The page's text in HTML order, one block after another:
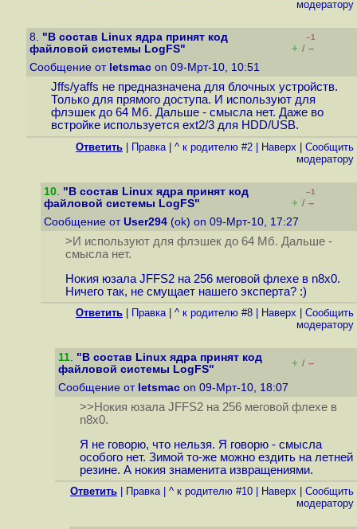
модератору
8. "В состав Linux ядра принят код
файловой системы LogFS"
–1
+ / –
Сообщение от letsmac on 09-Мрт-10, 10:51
Jffs/yaffs не предназначена для блочных устройств.
Только для прямого доступа. И используют для
флэшек до 64 Мб. Дальше - смысла нет. Даже во
встройке используется ext2/3 для HDD/USB.
Ответить Правка| ^ к родителю #2 Наверх
Cообщить
модератору
10. "В состав Linux ядра принят код
файловой системы LogFS"
–1
+ / –
Сообщение от User294 (ok) on 09-Мрт-10, 17:27
>И используют для флэшек до 64 Мб. Дальше -
смысла нет.
Нокия юзала JFFS2 на 256 меговой флехе в n8x0.
Ничего так, не смущает нашего эксперта? :)
Ответить Правка| ^ к родителю #8 Наверх
Cообщить
модератору
11. "В состав Linux ядра принят код
файловой системы LogFS"
+ / –
Сообщение от letsmac on 09-Мрт-10, 18:07
>>Нокия юзала JFFS2 на 256 меговой флехе в
n8x0.
Я не говорю, что нельзя. Я говорю - смысла
особого нет. Зимой то-же можно ездить на летней
резине. А нокия знаменита извращениями.
Ответить Правка| ^ к родителю #10 Наверх
Cообщить
модератору